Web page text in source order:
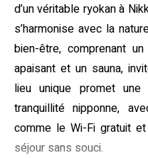
d’un véritable ryokan à
s’harmonise avec la
bien-être, comprenant
apaisant et un sauna,
lieu unique promet
tranquillité nipponne,
comme le Wi-Fi gratuit
séjour sans souci.